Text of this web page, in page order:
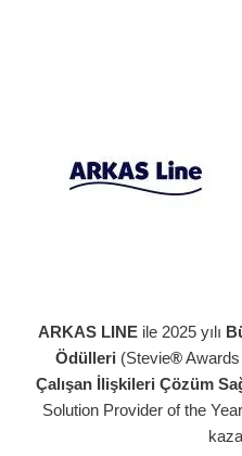
ARKAS LINE ile 2025 yılı
Ödülleri (Stevie®Awards
Çalışan İlişkileri Çözüm
Solution Provider of the